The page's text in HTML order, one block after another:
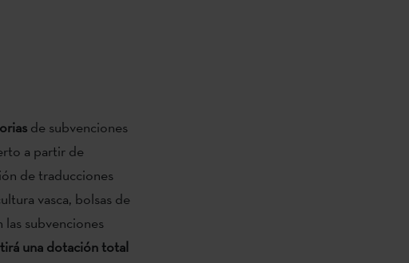
de subvenciones
a partir de
de traducciones
vasca, bolsas de
subvenciones
una dotación total